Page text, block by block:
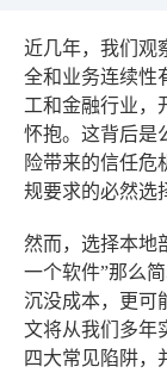
近几年，我们观
全和业务连续性
工和金融行业，
怀抱。这背后是
险带来的信任危
规要求的必然选
然而，选择本地
一个软件”那么
沉没成本，更可
文将从我们多年
四大常见陷阱，